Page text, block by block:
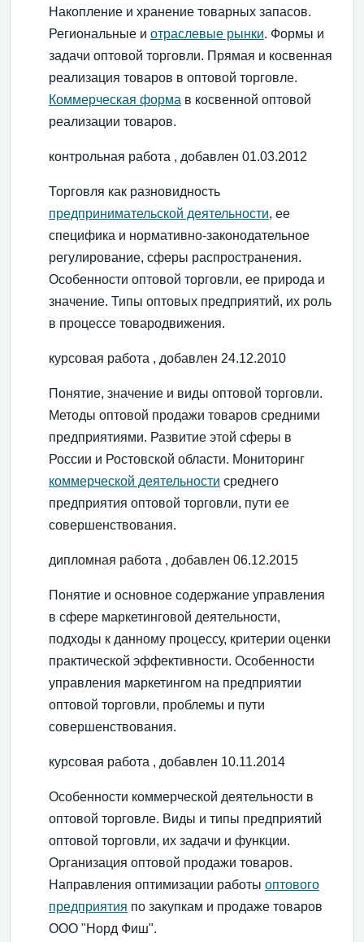
Накопление и хранение товарных запасов.
Региональные и отраслевые рынки. Формы и
задачи оптовой торговли. Прямая и косвенная
реализация товаров в оптовой торговле.
Коммерческая форма в косвенной оптовой
реализации товаров.
контрольная работа , добавлен 01.03.2012
Торговля как разновидность
предпринимательской деятельности, ее
специфика и нормативно-законодательное
регулирование, сферы распространения.
Особенности оптовой торговли, ее природа и
значение. Типы оптовых предприятий, их роль
в процессе товародвижения.
курсовая работа , добавлен 24.12.2010
Понятие, значение и виды оптовой торговли.
Методы оптовой продажи товаров средними
предприятиями. Развитие этой сферы в
России и Ростовской области. Мониторинг
коммерческой деятельности среднего
предприятия оптовой торговли, пути ее
совершенствования.
дипломная работа , добавлен 06.12.2015
Понятие и основное содержание управления
в сфере маркетинговой деятельности,
подходы к данному процессу, критерии оценки
практической эффективности. Особенности
управления маркетингом на предприятии
оптовой торговли, проблемы и пути
совершенствования.
курсовая работа , добавлен 10.11.2014
Особенности коммерческой деятельности в
оптовой торговле. Виды и типы предприятий
оптовой торговли, их задачи и функции.
Организация оптовой продажи товаров.
Направления оптимизации работы оптового
предприятия по закупкам и продаже товаров
ООО "Норд Фиш".